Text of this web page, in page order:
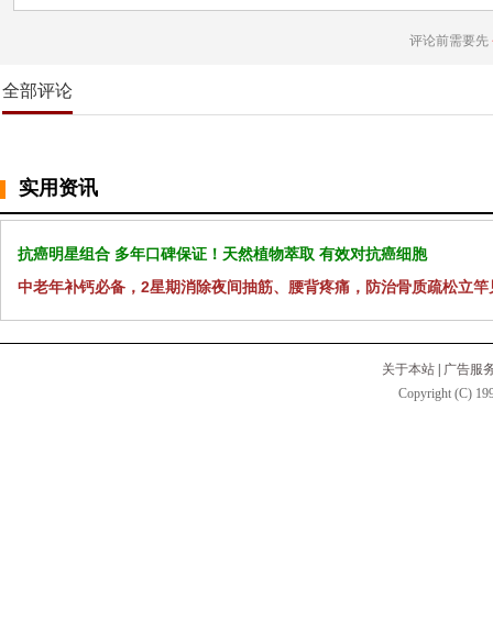
评论前需要先
全部评论
实用资讯
抗癌明星组合 多年口碑保证！天然植物萃取 有效对抗癌细胞
中老年补钙必备，2星期消除夜间抽筋、腰背疼痛，防治骨质疏松立竿
关于本站
广告服
Copyright (C)